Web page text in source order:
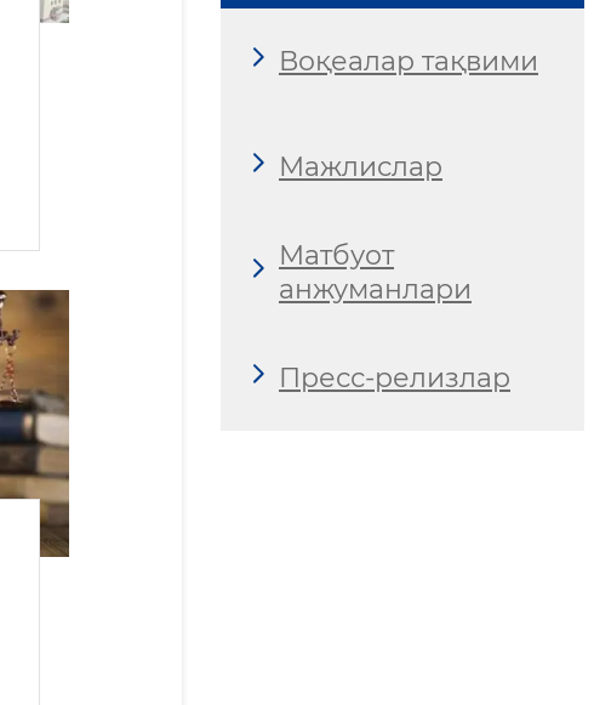
Воқеалар тақвими
Мажлислар
Матбуот
анжуманлари
Пресс-релизлар